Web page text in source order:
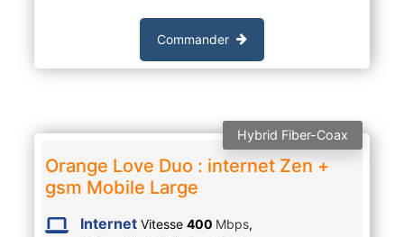
Commander
Hybrid Fiber-Coax
Orange Love Duo : internet Zen +
gsm Mobile Large
Internet Vitesse 400 Mbps,